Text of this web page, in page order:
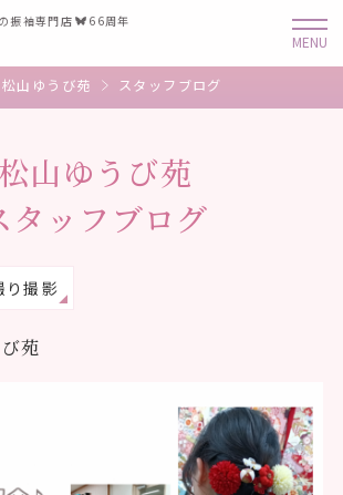
振袖専門店 66周年
松山ゆうび苑 スタッフブログ
松山ゆうび苑
タッフブログ
り撮影
苑